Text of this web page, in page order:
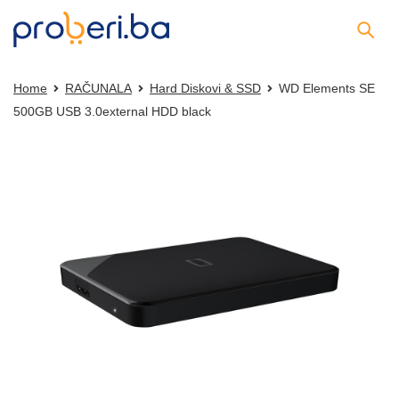
Home RAČUNALA Hard Diskovi & SSD
WD Elements SE
500GB USB 3.0external HDD black